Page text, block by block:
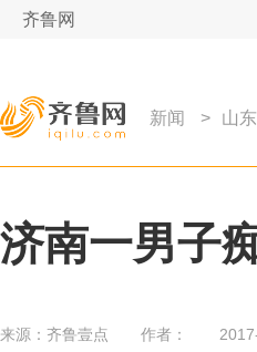
齐鲁网
新闻 > 山
济南一男子
来源： 齐鲁壹点 作者：